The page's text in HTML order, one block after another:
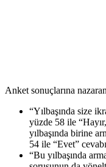
Anket sonuçlarına
“Yılbaşında size
yüzde 58 ile
yılbaşında birine
54 ile “Evet”
“Bu yılbaşında